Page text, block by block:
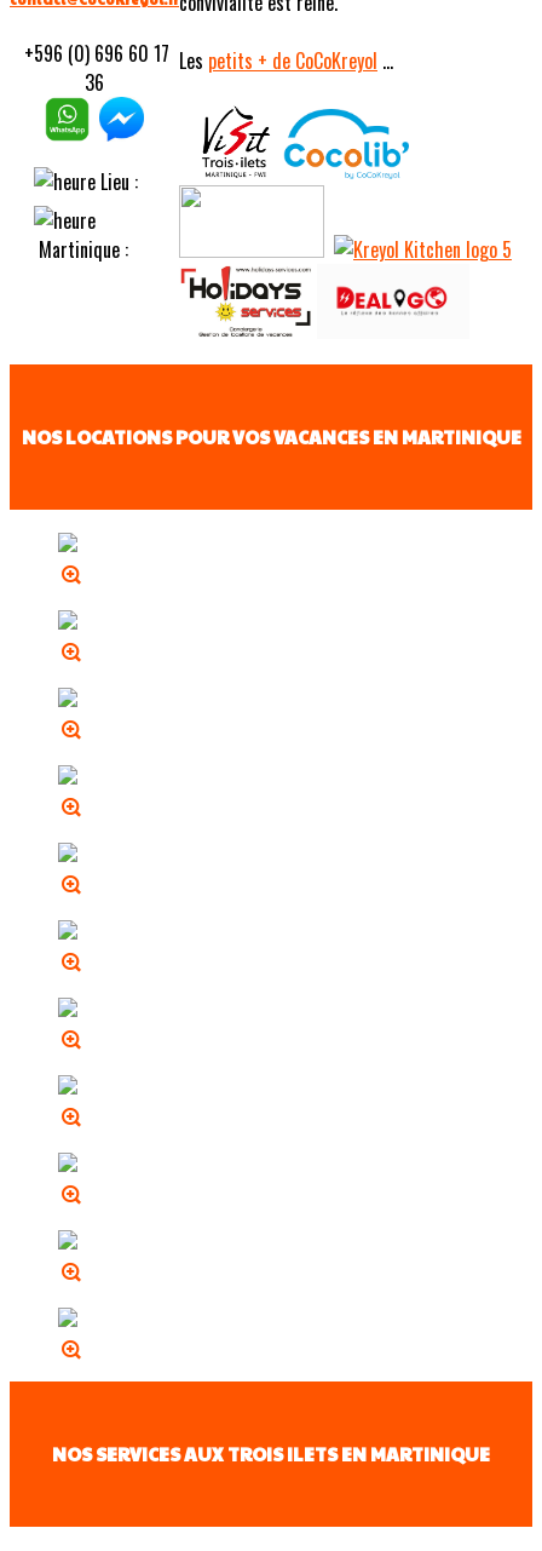
+596 (0) 696 60 17
36
Lieu :
Martinique :
Les petits + de CoCoKreyol ...
NOS LOCATIONS POUR VOS VACANCES EN MARTINIQUE
NOS SERVICES AUX TROIS ILETS EN MARTINIQUE